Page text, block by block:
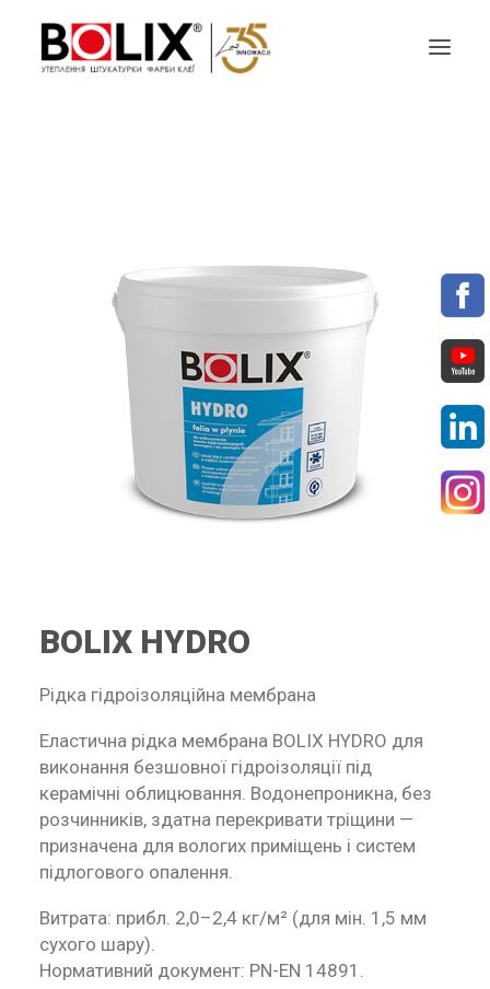
КАТАЛОГИ КОЛЬОРІВ
ПАРТНЕРИ
МАТЕРІАЛИ ДЛЯ ЗАВАНТАЖЕННЯ
RECEPTURY
BOLIX HYDRO
Рідка гідроізоляційна мембрана
Еластична рідка мембрана BOLIX HYDRO для
виконання безшовної гідроізоляції під
керамічні облицювання. Водонепроникна, без
розчинників, здатна перекривати тріщини —
призначена для вологих приміщень і систем
підлогового опалення.
Витрата: прибл. 2,0–2,4 кг/м² (для мін. 1,5 мм
сухого шару).
Нормативний документ: PN-EN 14891.